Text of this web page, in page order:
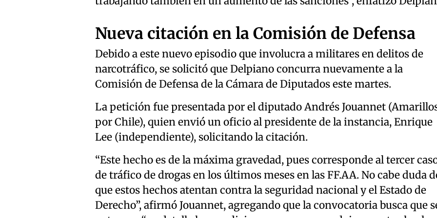
Nueva citación en la Comisión de Defensa
Debido a este nuevo episodio que involucra a militares en delitos de
narcotráfico, se solicitó que Delpiano concurra nuevamente a la
Comisión de Defensa de la Cámara de Diputados este martes.
La petición fue presentada por el diputado Andrés Jouannet
por Chile), quien envió un oficio al presidente de la instancia, Enrique
Lee (independiente), solicitando la citación.
“Este hecho es de la máxima gravedad, pues corresponde al tercer
de tráfico de drogas en los últimos meses en las FF.AA. No cabe duda
que estos hechos atentan contra la seguridad nacional y el Estado de
Derecho”, afirmó Jouannet, agregando que la convocatoria busca que